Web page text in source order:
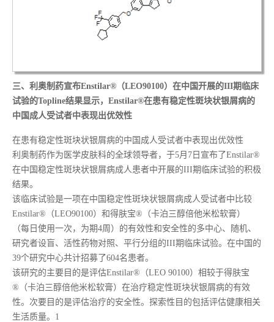
三、 利奥制药宣布Enstilar®（LEO90100）在中国开展的III期临床
试验的Topline结果显示，Enstilar®在患有稳定性斑块状银屑病的
中国成人受试者中表现出优效性
在患有稳定性斑块状银屑病的中国成人受试者中表现出优效性
利奥制药作为医学皮肤科的全球领导者，于5月7日宣布了Enstilar®
在中国稳定性斑块状银屑病成人患者中开展的III期临床试验的积极
结果。
该临床试验是一项在中国稳定性斑块状银屑病成人受试者中比较
Enstilar®（LEO90100）和得肤宝®（卡泊三醇倍他米松软膏）
（每日使用一次，为期4周）的有效性和安全性的多中心、随机、
研究者设盲、活性药物对照、平行分组的III期临床试验。在中国的
39个研究中心共计招募了604名患者。
该研究的主要目的是评估Enstilar®（LEO 90100）相较于得肤宝
®（卡泊三醇倍他米松软膏）在治疗稳定性斑块状银屑病的有效
性。次要目的是评估治疗的安全性。探索性目的包括评估健康相关
生活质量。1